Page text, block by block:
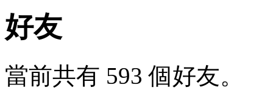
好友
當前共有 593 個好友。